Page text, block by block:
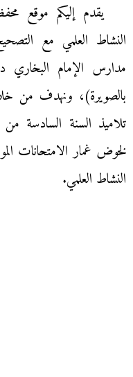
يقدم إليكم موقع
النشاط العلمي مع
بالصويرة)، ونهدف من
تلاميذ السنة السادسة من
لخوض غمار الامتحانات
النشاط العلمي.